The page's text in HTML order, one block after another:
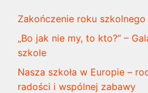
Zakończenie roku szkolnego
„Bo jak nie my, to kto?” –
szkole
Nasza szkoła w Europie –
radości i wspólnej zabawy